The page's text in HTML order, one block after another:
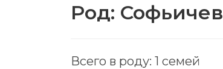
Род: Софьичев
Всего в роду: 1 семей